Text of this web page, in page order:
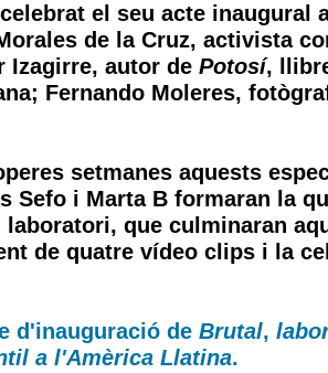
el seu acte inaugural
de la Cruz, activista
Izagirre, autor de Potosí,
Fernando Moleres,
setmanes aquests
Sefo i Marta B formaran la
que culminaran
de quatre vídeo clips i la
d'inauguració de Brutal,
a l'Amèrica Llatina.